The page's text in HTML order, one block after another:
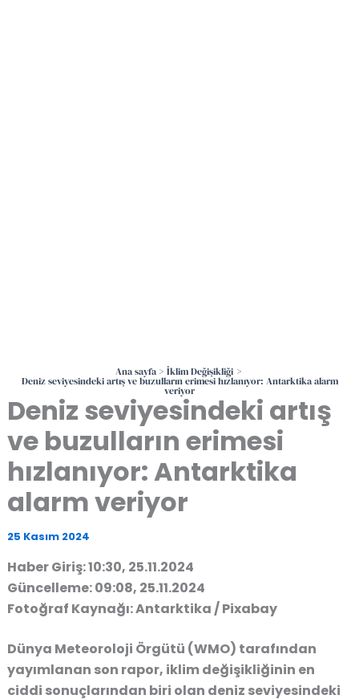
Ana sayfa İklim Değişikliği
Deniz seviyesindeki artış ve buzulların erimesi hızlanıyor: Antarktika alarm
veriyor
Deniz seviyesindeki artış
ve buzulların erimesi
hızlanıyor: Antarktika
alarm veriyor
25 Kasım 2024
Haber Giriş: 10:30, 25.11.2024
Güncelleme: 09:08, 25.11.2024
Fotoğraf Kaynağı: Antarktika / Pixabay
Dünya Meteoroloji Örgütü (WMO) tarafından
yayımlanan son rapor, iklim değişikliğinin en
ciddi sonuçlarından biri olan deniz seviyesindeki